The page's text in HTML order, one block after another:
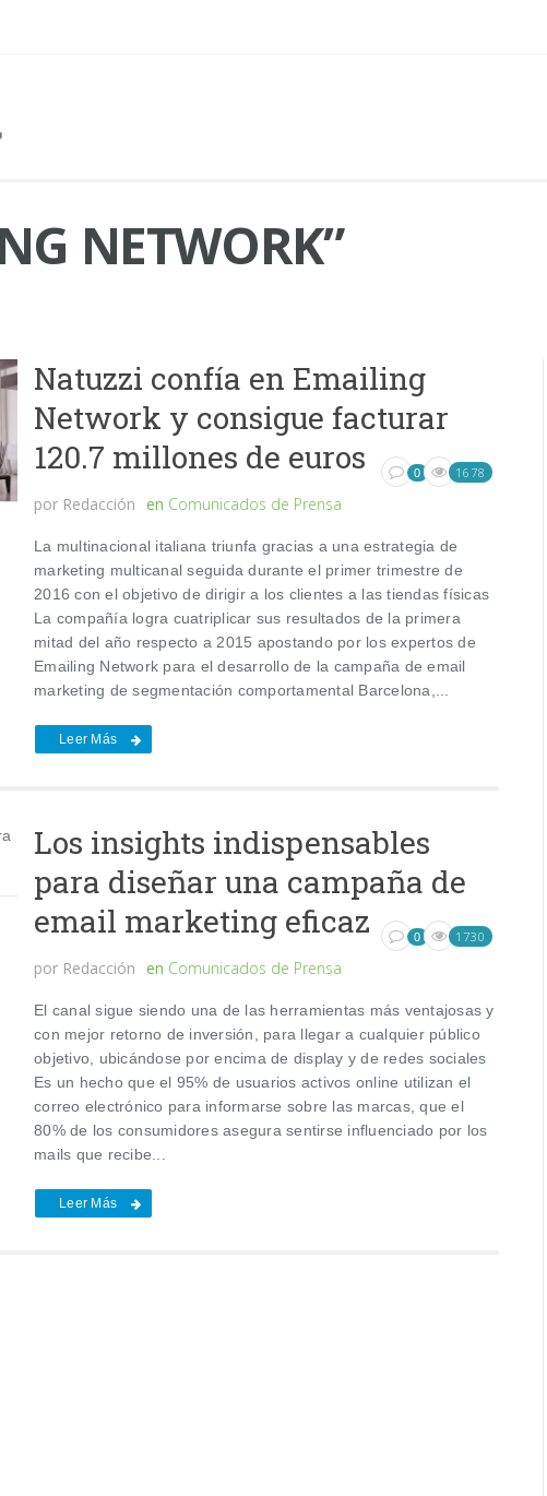
NETWORK”
Natuzzi confía en Emailing
Network y consigue facturar
120.7 millones de euros
por Redacción en Comunicados de Prensa
0 1678
La multinacional italiana triunfa gracias a una estrategia de
marketing multicanal seguida durante el primer trimestre de
2016 con el objetivo de dirigir a los clientes a las tiendas físicas
La compañía logra cuatriplicar sus resultados de la primera
mitad del año respecto a 2015 apostando por los expertos de
Emailing Network para el desarrollo de la campaña de email
marketing de segmentación comportamental Barcelona,...
Leer Más
Los insights indispensables
para diseñar una campaña de
email marketing eficaz
por Redacción en Comunicados de Prensa
0 1730
El canal sigue siendo una de las herramientas más ventajosas y
con mejor retorno de inversión, para llegar a cualquier público
objetivo, ubicándose por encima de display y de redes sociales
Es un hecho que el 95% de usuarios activos online utilizan el
correo electrónico para informarse sobre las marcas, que el
80% de los consumidores asegura sentirse influenciado por los
mails que recibe...
Leer Más